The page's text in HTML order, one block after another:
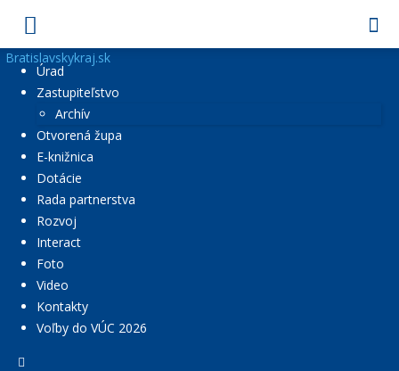
Bratislavskykraj.sk
Úrad
Zastupiteľstvo
Archív
Otvorená župa
E-knižnica
Dotácie
Rada partnerstva
Rozvoj
Interact
Foto
Video
Kontakty
Voľby do VÚC 2026